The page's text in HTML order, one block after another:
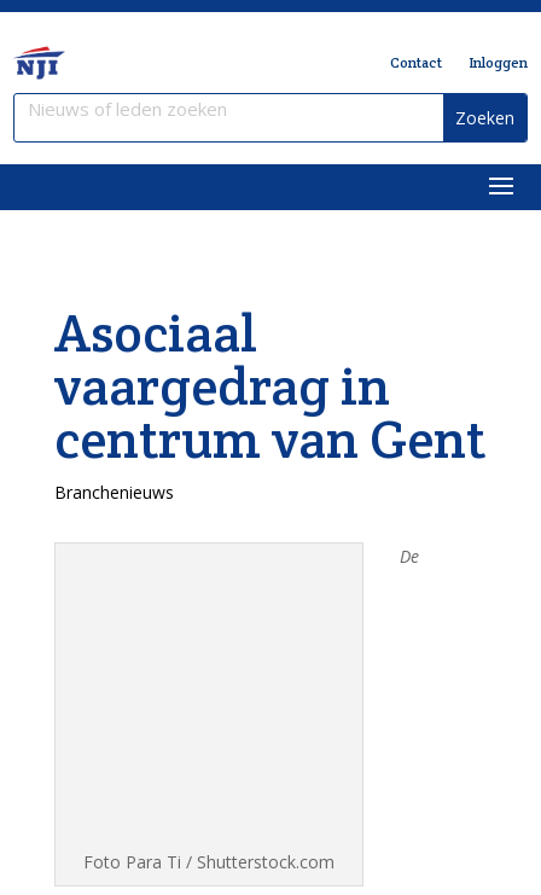
Contact Inloggen
Asociaal
vaargedrag in
centrum van Gent
Branchenieuws
Foto Para Ti / Shutterstock.com
De